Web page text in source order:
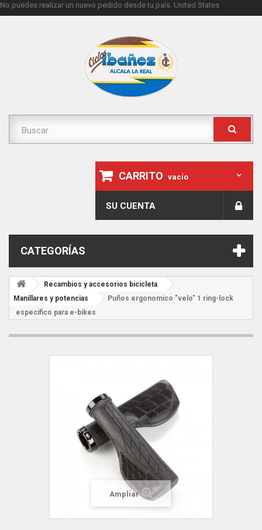
No puedes realizar un nuevo pedido desde tu país. United States
CARRITO vacío
SU CUENTA
CATEGORÍAS
Recambios y accesorios bicicleta
Manillares y potencias
Puños ergonomico "velo" 1 ring-lock
especifico para e-bikes
Ampliar